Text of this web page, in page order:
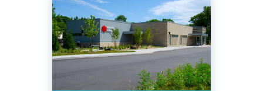
Норт-Бей, Канада
Государственный